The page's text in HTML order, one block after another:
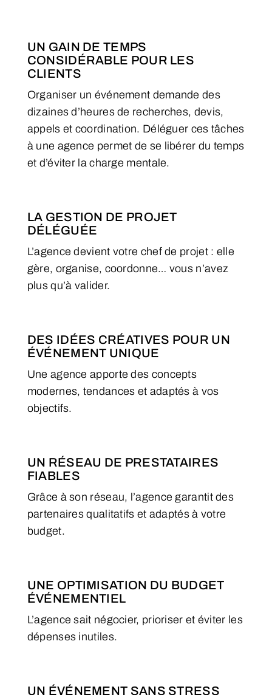
UN GAIN DE TEMPS
CONSIDÉRABLE POUR LES
CLIENTS
Organiser un événement demande des
dizaines d’heures de recherches, devis,
appels et coordination. Déléguer ces tâches
à une agence permet de se libérer du temps
et d’éviter la charge mentale.
LA GESTION DE PROJET
DÉLÉGUÉE
L’agence devient votre chef de projet : elle
gère, organise, coordonne… vous n’avez
plus qu’à valider.
DES IDÉES CRÉATIVES POUR UN
ÉVÉNEMENT UNIQUE
Une agence apporte des concepts
modernes, tendances et adaptés à vos
objectifs.
UN RÉSEAU DE PRESTATAIRES
FIABLES
Grâce à son réseau, l’agence garantit des
partenaires qualitatifs et adaptés à votre
budget.
UNE OPTIMISATION DU BUDGET
ÉVÉNEMENTIEL
L’agence sait négocier, prioriser et éviter les
dépenses inutiles.
UN ÉVÉNEMENT SANS STRESS